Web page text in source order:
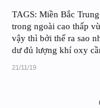
TAGS: Miền Bắc
trong ngoài cao thấp
vậy thì bởi thế ra sao
dư đủ lượng khí oxy
21/11/19